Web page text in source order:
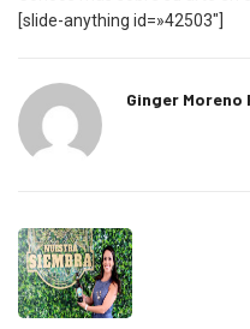
[slide-anything id=»42503″]
Ginger Moreno